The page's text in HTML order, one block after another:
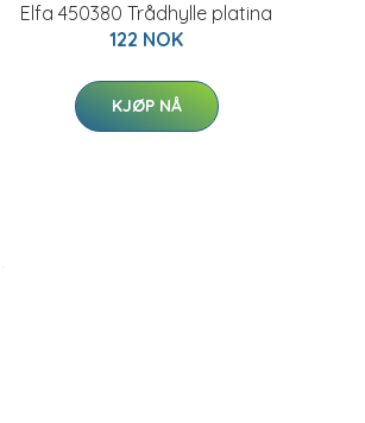
Elfa 450380 Trådhylle platina
122 NOK
KJØP NÅ